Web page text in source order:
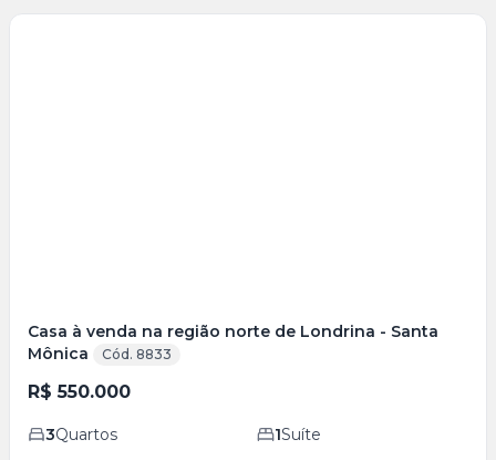
Casa à venda na região norte de Londrina - Santa
Mônica
Cód. 8833
R$ 550.000
3Quartos 1Suíte